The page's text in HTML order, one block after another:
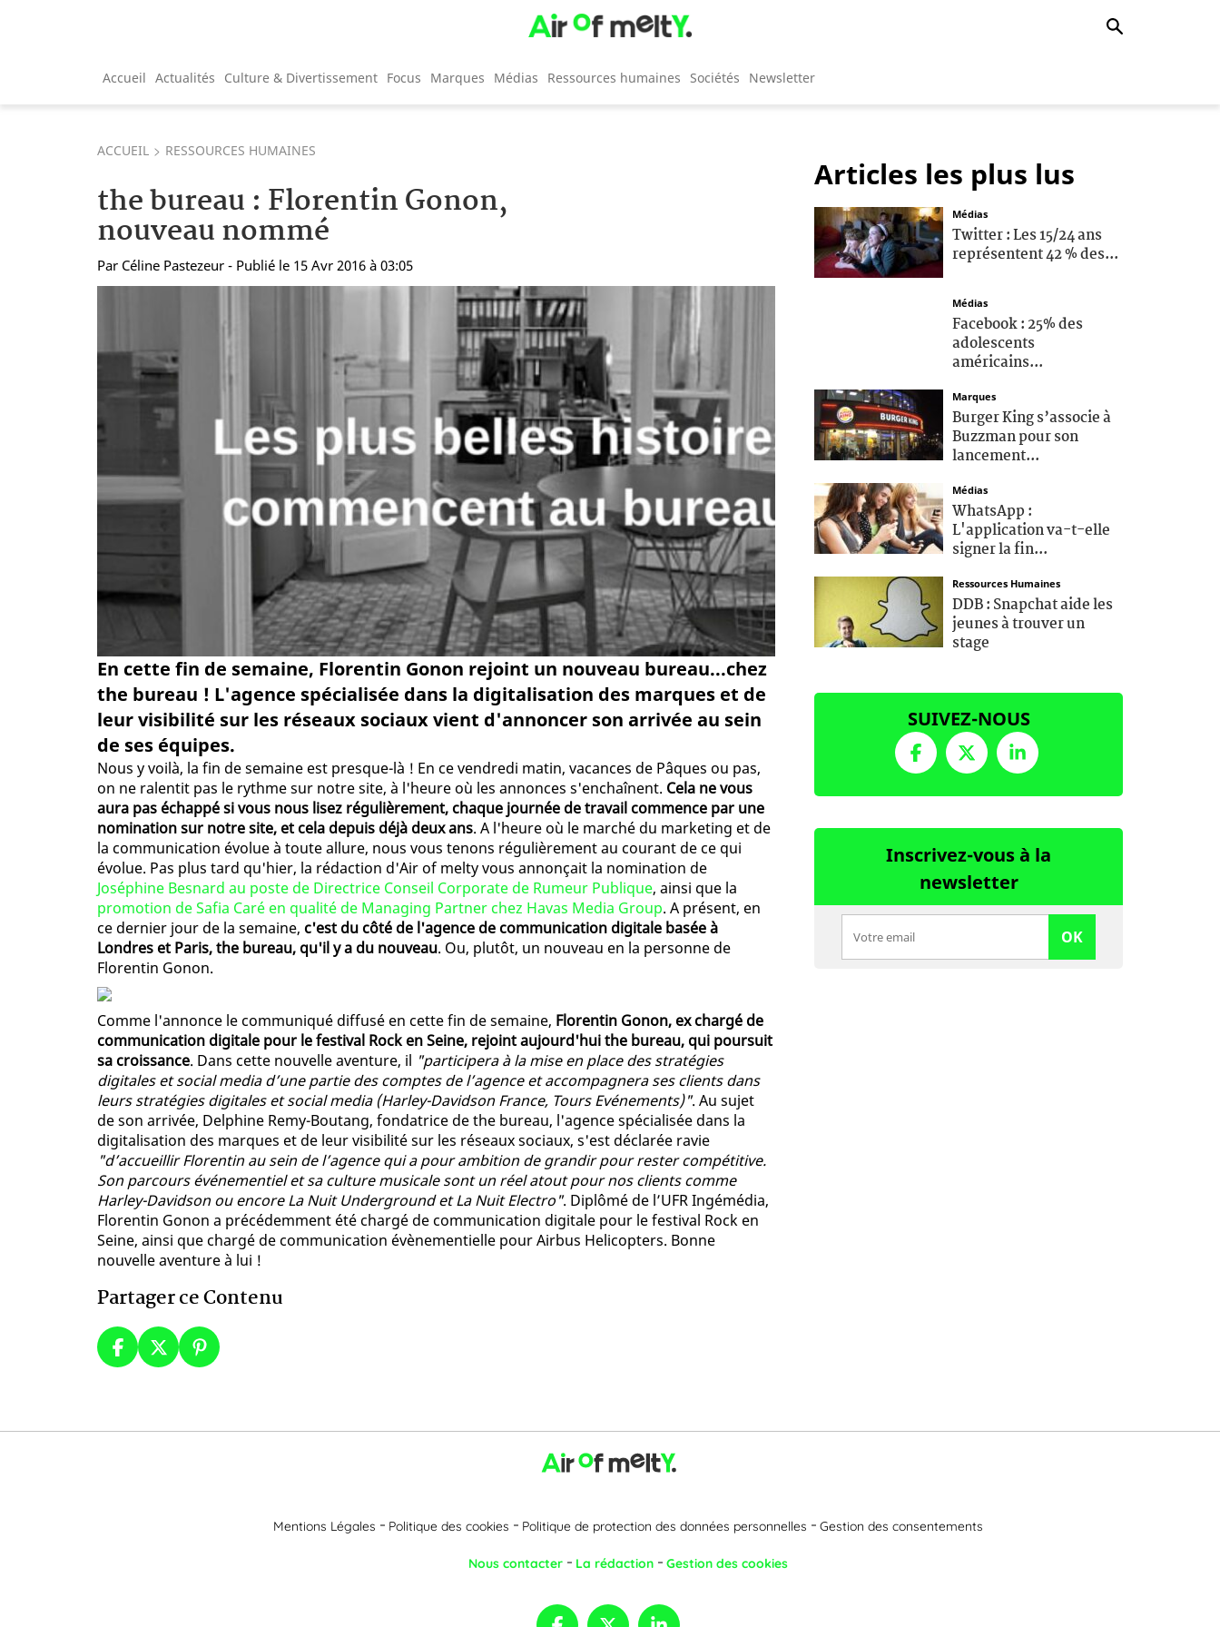
Accueil Actualités Culture & Divertissement Focus Marques Médias Ressources humaines Sociétés Newsletter
ACCUEIL RESSOURCES HUMAINES
the bureau : Florentin Gonon,
nouveau nommé
Par Céline Pastezeur - Publié le 15 Avr 2016 à 03:05
En cette fin de semaine, Florentin Gonon rejoint un nouveau bureau...chez
the bureau ! L'agence spécialisée dans la digitalisation des marques et de
leur visibilité sur les réseaux sociaux vient d'annoncer son arrivée au sein
de ses équipes.
Nous y voilà, la fin de semaine est presque-là ! En ce vendredi matin, vacances de Pâques ou pas,
on ne ralentit pas le rythme sur notre site, à l'heure où les annonces s'enchaînent. Cela ne vous
aura pas échappé si vous nous lisez régulièrement, chaque journée de travail commence par une
nomination sur notre site, et cela depuis déjà deux ans. A l'heure où le marché du marketing et de
la communication évolue à toute allure, nous vous tenons régulièrement au courant de ce qui
évolue. Pas plus tard qu'hier, la rédaction d'Air of melty vous annonçait la nomination de
Joséphine Besnard au poste de Directrice Conseil Corporate de Rumeur Publique, ainsi que la
promotion de Safia Caré en qualité de Managing Partner chez Havas Media Group. A présent, en
ce dernier jour de la semaine, c'est du côté de l'agence de communication digitale basée à
Londres et Paris, the bureau, qu'il y a du nouveau. Ou, plutôt, un nouveau en la personne de
Florentin Gonon.
Comme l'annonce le communiqué diffusé en cette fin de semaine, Florentin Gonon, ex chargé de
communication digitale pour le festival Rock en Seine, rejoint aujourd'hui the bureau, qui poursuit
sa croissance. Dans cette nouvelle aventure, il "participera à la mise en place des stratégies
digitales et social media d’une partie des comptes de l’agence et accompagnera ses clients dans
leurs stratégies digitales et social media (Harley-Davidson France, Tours Evénements)". Au sujet
de son arrivée, Delphine Remy-Boutang, fondatrice de the bureau, l'agence spécialisée dans la
digitalisation des marques et de leur visibilité sur les réseaux sociaux, s'est déclarée ravie
"d’accueillir Florentin au sein de l’agence qui a pour ambition de grandir pour rester compétitive.
Son parcours événementiel et sa culture musicale sont un réel atout pour nos clients comme
Harley-Davidson ou encore La Nuit Underground et La Nuit Electro". Diplômé de l’UFR Ingémédia,
Florentin Gonon a précédemment été chargé de communication digitale pour le festival Rock en
Seine, ainsi que chargé de communication évènementielle pour Airbus Helicopters. Bonne
nouvelle aventure à lui !
Partager ce Contenu
Articles les plus lus
Médias
Twitter : Les 15/24 ans
représentent 42 % des...
Médias
Facebook : 25% des
adolescents
américains...
Marques
Burger King s’associe à
Buzzman pour son
lancement...
Médias
WhatsApp :
L'application va-t-elle
signer la fin...
Ressources Humaines
DDB : Snapchat aide les
jeunes à trouver un
stage
SUIVEZ-NOUS
Inscrivez-vous à la
newsletter
OK
Mentions Légales Politique des cookies Politique de protection des données personnelles Gestion des consentements
Nous contacter La rédaction Gestion des cookies